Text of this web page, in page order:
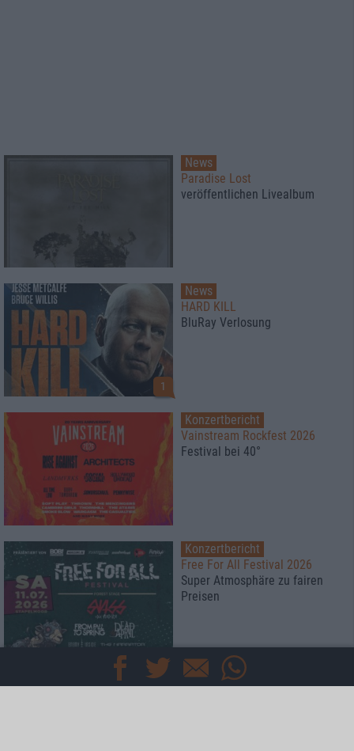
News
Paradise Lost
veröffentlichen Livealbum
1
News
HARD KILL
BluRay Verlosung
Konzertbericht
Vainstream Rockfest 2026
Festival bei 40°
Konzertbericht
Free For All Festival 2026
Super Atmosphäre zu fairen
Preisen
Konzertbericht